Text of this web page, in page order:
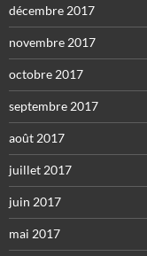
décembre 2017
novembre 2017
octobre 2017
septembre 2017
août 2017
juillet 2017
juin 2017
mai 2017